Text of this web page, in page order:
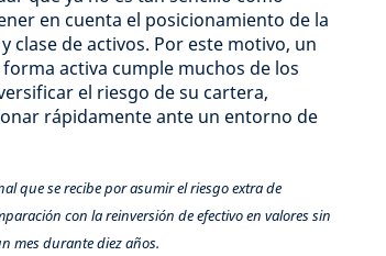
en cuenta el posicionamiento de la
clase de activos. Por este motivo, un
activa cumple muchos de los
el riesgo de su cartera,
rápidamente ante un entorno de
que se recibe por asumir el riesgo extra de
con la reinversión de efectivo en valores sin
mes durante diez años.